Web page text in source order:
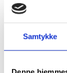
Samtykke